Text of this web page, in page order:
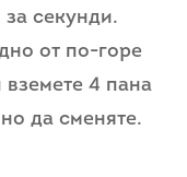
секунди.
от по-горе
4 пана
да сменяте.